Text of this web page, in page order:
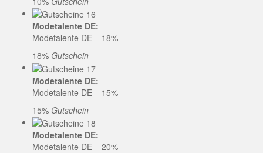
Modetalente DE:
Modetalente DE – 18%
18% Gutschein
Modetalente DE:
Modetalente DE – 15%
15% Gutschein
Modetalente DE:
Modetalente DE – 20%